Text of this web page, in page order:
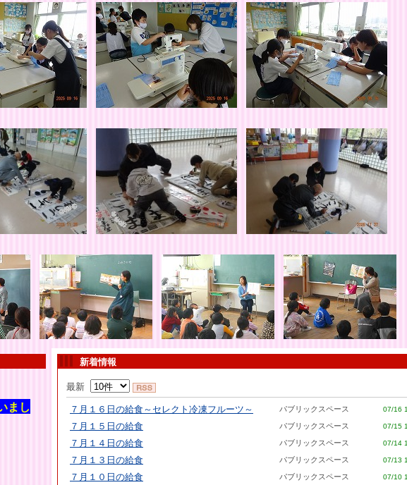
まし
新着情報
最新
７月１６日の給食～セレクト冷凍フルーツ～ パブリックスペース 07/16
７月１５日の給食 パブリックスペース 07/15
７月１４日の給食 パブリックスペース 07/14
７月１３日の給食 パブリックスペース 07/13
７月１０日の給食 パブリックスペース 07/10